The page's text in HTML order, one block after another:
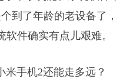
到了年龄的老设备了，
件确实有点儿艰难。